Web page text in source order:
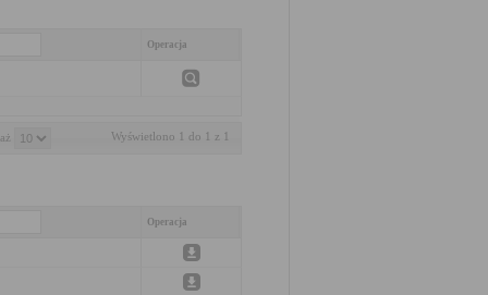
Operacja
Wyświetlono 1 do 1 z 1
Operacja